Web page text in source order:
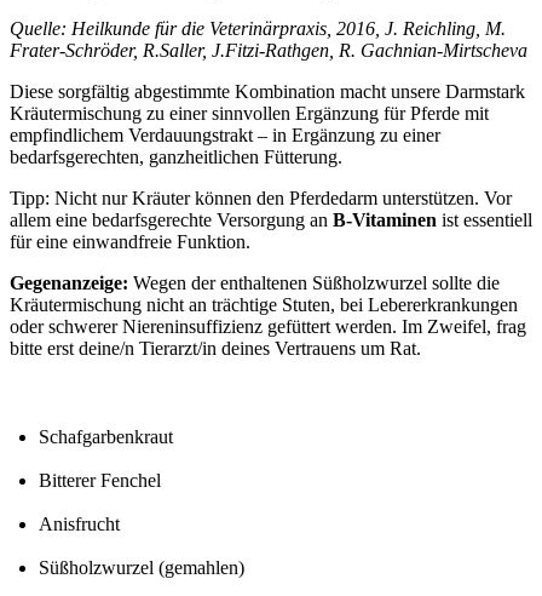
Quelle: Heilkunde für die Veterinärpraxis, 2016, J. Reichling, M.
Frater-Schröder, R.Saller, J.Fitzi-Rathgen, R. Gachnian-Mirtscheva
Diese sorgfältig abgestimmte Kombination macht unsere Darmstark
Kräutermischung zu einer sinnvollen Ergänzung für Pferde mit
empfindlichem Verdauungstrakt – in Ergänzung zu einer
bedarfsgerechten, ganzheitlichen Fütterung.
Tipp: Nicht nur Kräuter können den Pferdedarm unterstützen. Vor
allem eine bedarfsgerechte Versorgung an B-Vitaminen ist essentiell
für eine einwandfreie Funktion.
Gegenanzeige: Wegen der enthaltenen Süßholzwurzel sollte die
Kräutermischung nicht an trächtige Stuten, bei Lebererkrankungen
oder schwerer Niereninsuffizienz gefüttert werden. Im Zweifel, frag
bitte erst deine/n Tierarzt/in deines Vertrauens um Rat.
Schafgarbenkraut
Bitterer Fenchel
Anisfrucht
Süßholzwurzel (gemahlen)